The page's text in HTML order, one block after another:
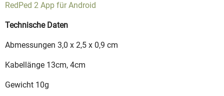
RedPed 2 App für Android
Technische Daten
Abmessungen 3,0 x 2,5 x 0,9 cm
Kabellänge 13cm, 4cm
Gewicht 10g